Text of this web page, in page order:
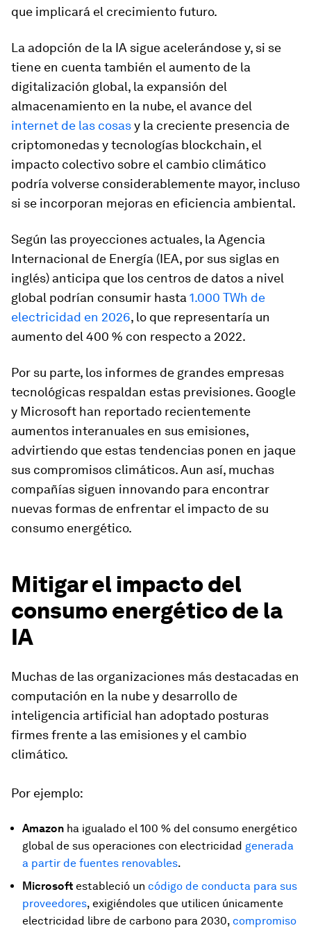
que implicará el crecimiento futuro.
La adopción de la IA sigue acelerándose y, si se
tiene en cuenta también el aumento de la
digitalización global, la expansión del
almacenamiento en la nube, el avance del
internet de las cosasy la creciente presencia de
criptomonedas y tecnologías blockchain, el
impacto colectivo sobre el cambio climático
podría volverse considerablemente mayor, incluso
si se incorporan mejoras en eficiencia ambiental.
Según las proyecciones actuales, la Agencia
Internacional de Energía (IEA, por sus siglas en
inglés) anticipa que los centros de datos a nivel
global podrían consumir hasta 1.000 TWh de
electricidad en 2026, lo que representaría un
aumento del 400 % con respecto a 2022.
Por su parte, los informes de grandes empresas
tecnológicas respaldan estas previsiones. Google
y Microsoft han reportado recientemente
aumentos interanuales en sus emisiones,
advirtiendo que estas tendencias ponen en jaque
sus compromisos climáticos. Aun así, muchas
compañías siguen innovando para encontrar
nuevas formas de enfrentar el impacto de su
consumo energético.
Mitigar el impacto del
consumo energético de la
IA
Muchas de las organizaciones más destacadas en
computación en la nube y desarrollo de
inteligencia artificial han adoptado posturas
firmes frente a las emisiones y el cambio
climático.
Por ejemplo:
Amazon ha igualado el 100 % del consumo energético
global de sus operaciones con electricidad generada
a partir de fuentes renovables.
Microsoft estableció un código de conducta para sus
proveedores, exigiéndoles que utilicen únicamente
electricidad libre de carbono para 2030, compromiso